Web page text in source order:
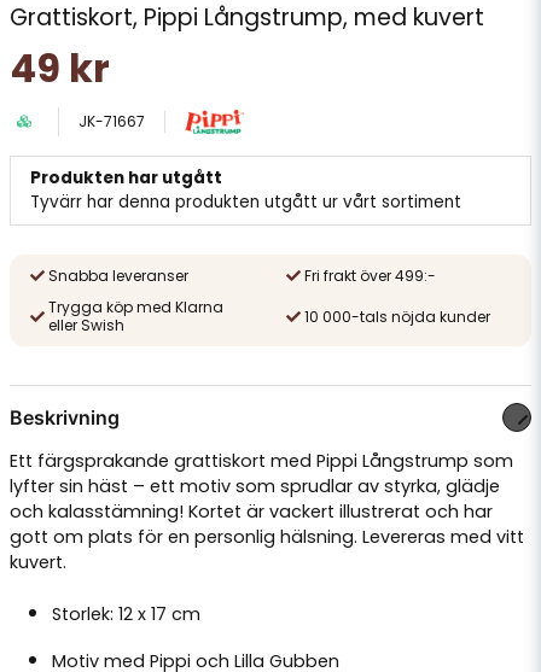
Grattiskort, Pippi Långstrump, med kuvert
49 kr
JK-71667
Produkten har utgått
Tyvärr har denna produkten utgått ur vårt sortiment
Snabba leveranser
Fri frakt över 499:-
Trygga köp med Klarna
eller Swish
10 000-tals nöjda kunder
Beskrivning
Ett färgsprakande grattiskort med Pippi Långstrump som
lyfter sin häst – ett motiv som sprudlar av styrka, glädje
och kalasstämning! Kortet är vackert illustrerat och har
gott om plats för en personlig hälsning. Levereras med vitt
kuvert.
Storlek: 12 x 17 cm
Motiv med Pippi och Lilla Gubben